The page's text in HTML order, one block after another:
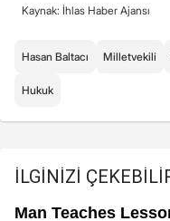
Kaynak: İhlas Haber Ajansı
Hasan Baltacı Milletvekili
Hukuk